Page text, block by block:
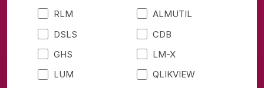
RLM
ALMUTIL
DSLS
CDB
GHS
LM-X
LUM
QLIKVIEW